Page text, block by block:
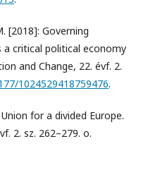
[2018]: Governing
critical political economy
and Change, 22. évf. 2.
1024529418759476.
for a divided Europe.
2. sz. 262–279. o.